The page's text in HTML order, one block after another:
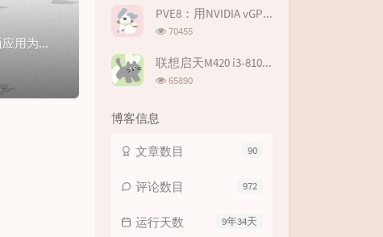
深度Linux操作系统deepin日常记录深度操作系统是基于Linux内核，以桌面应用为主的开源GNU/Linux操作系统，是武汉深之度科技有限公司开发的...
次
数:
PVE8：用NVIDIA vGPU17.0虚拟化显卡拆分在虚拟机玩游戏--基于P106-100
浏
次
数:
70455
联想启天M420 i3-8100 UHD630 Hackintosh EFI
浏
65890
博客信息
90
文章数目
972
评论数目
9年34天
运行天数